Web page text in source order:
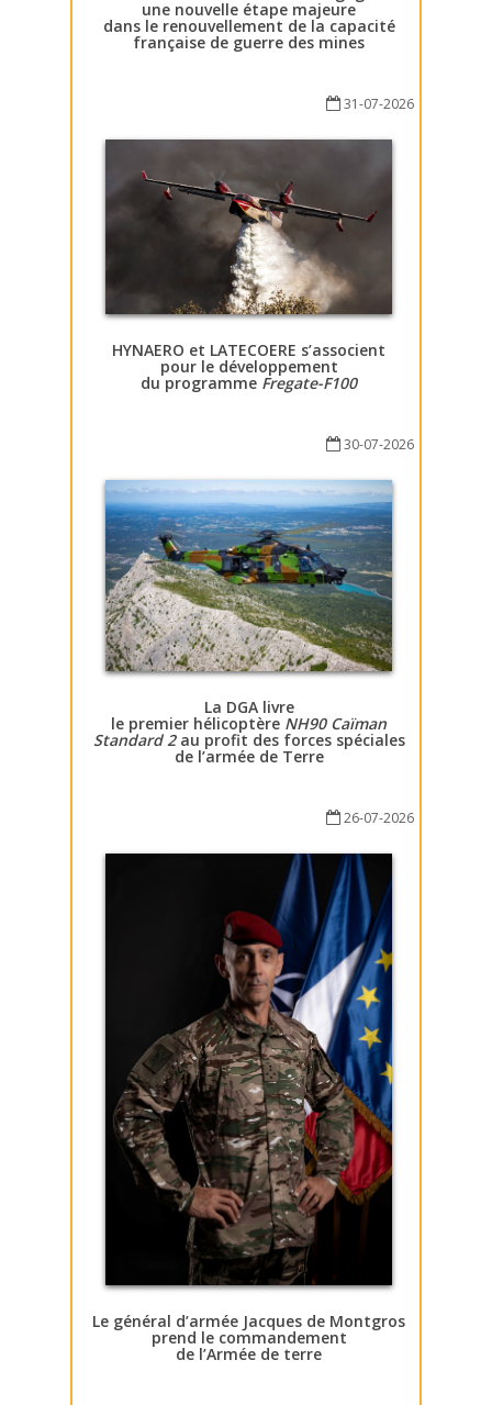
une nouvelle étape majeure
dans le renouvellement de la capacité
française de guerre des mines
31-07-2026
HYNAERO et LATECOERE s’associent
pour le développement
du programme Fregate-F100
30-07-2026
La DGA livre
le premier hélicoptère NH90 Caïman
Standard 2au profit des forces spéciales
de l’armée de Terre
26-07-2026
Le général d’armée Jacques de Montgros
prend le commandement
de l’Armée de terre